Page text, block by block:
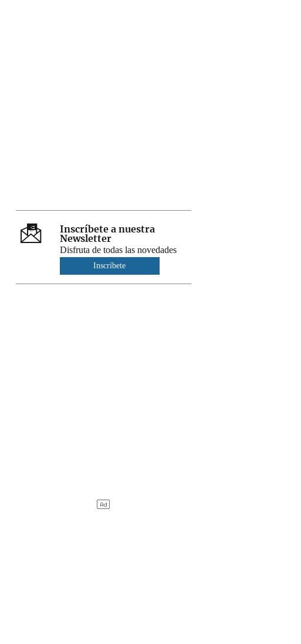
Inscríbete a nuestra
Newsletter
Disfruta de todas las novedades
Inscríbete